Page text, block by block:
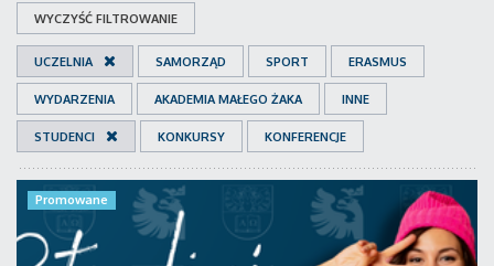
WYCZYŚĆ FILTROWANIE
UCZELNIA SAMORZĄD SPORT ERASMUS
WYDARZENIA AKADEMIA MAŁEGO ŻAKA INNE
STUDENCI KONKURSY KONFERENCJE
Promowane